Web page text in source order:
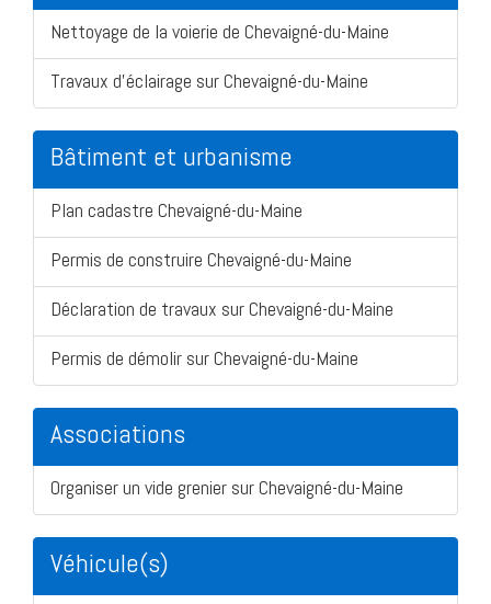
Nettoyage de la voierie de Chevaigné-du-Maine
Travaux d'éclairage sur Chevaigné-du-Maine
Bâtiment et urbanisme
Plan cadastre Chevaigné-du-Maine
Permis de construire Chevaigné-du-Maine
Déclaration de travaux sur Chevaigné-du-Maine
Permis de démolir sur Chevaigné-du-Maine
Associations
Organiser un vide grenier sur Chevaigné-du-Maine
Véhicule(s)